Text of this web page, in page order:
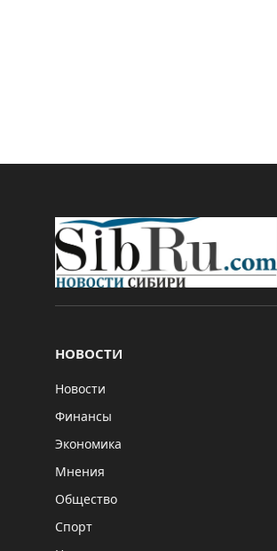
НОВОСТИ
Новости
Финансы
Экономика
Мнения
Общество
Спорт